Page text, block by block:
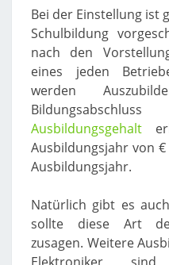
Bei der Einstellung ist
Schulbildung
nach den
eines jeden
werden
Ausbildungsgehalt
Ausbildungsjahr von
Ausbildungsjahr.
Natürlich gibt es
sollte diese Art
zusagen. Weitere